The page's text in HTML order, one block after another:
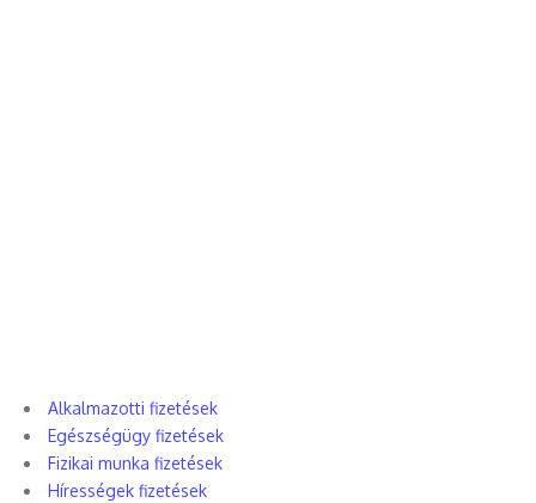
Alkalmazotti fizetések
Egészségügy fizetések
Fizikai munka fizetések
Hírességek fizetések